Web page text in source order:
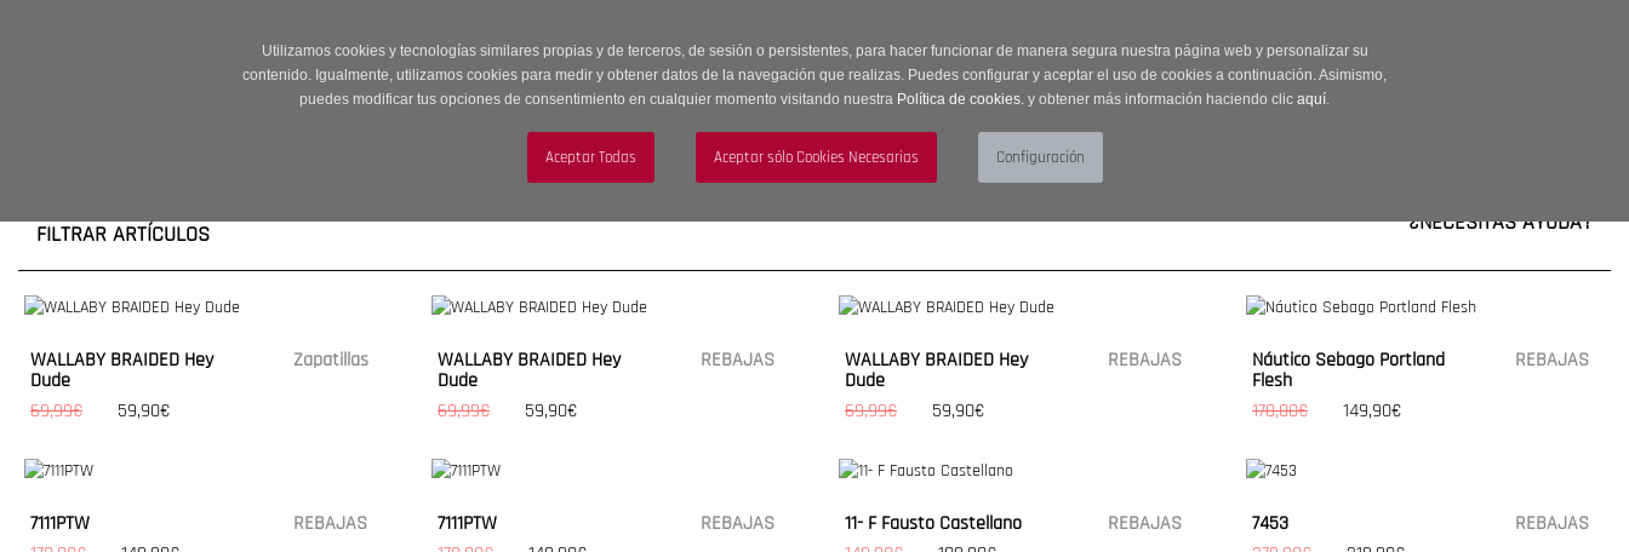
Utilizamos cookies y tecnologías similares propias y de terceros, de sesión o persistentes, para hacer funcionar de manera segura nuestra página web y personalizar su
contenido. Igualmente, utilizamos cookies para medir y obtener datos de la navegación que realizas. Puedes configurar y aceptar el uso de cookies a continuación. Asimismo,
puedes modificar tus opciones de consentimiento en cualquier momento visitando nuestra Política de cookies. y obtener más información haciendo clic aquí.
MUJER HOMBRE ACCESORIOS
FILTRAR ARTÍCULOS ¿NECESITAS AYUDA?
WALLABY BRAIDED Hey
Dude
69,99€
59,90€
Zapatillas
WALLABY BRAIDED Hey
Dude
69,99€
59,90€
REBAJAS
WALLABY BRAIDED Hey
Dude
69,99€
59,90€
REBAJAS
Náutico Sebago Portland
Flesh
170,00€
149,90€
REBAJAS
7111PTW
REBAJAS
7111PTW
REBAJAS
11- F Fausto Castellano
REBAJAS
7453
REBAJAS